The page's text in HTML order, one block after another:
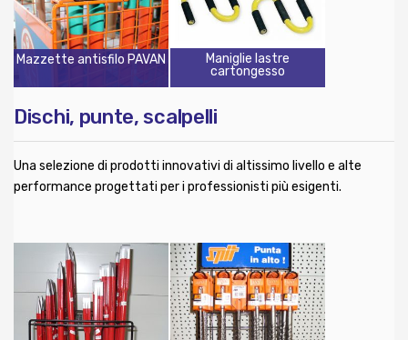
Mazzette antisfilo PAVAN
Maniglie lastre
cartongesso
Dischi, punte, scalpelli
Una selezione di prodotti innovativi di altissimo livello e alte
performance progettati per i professionisti più esigenti.